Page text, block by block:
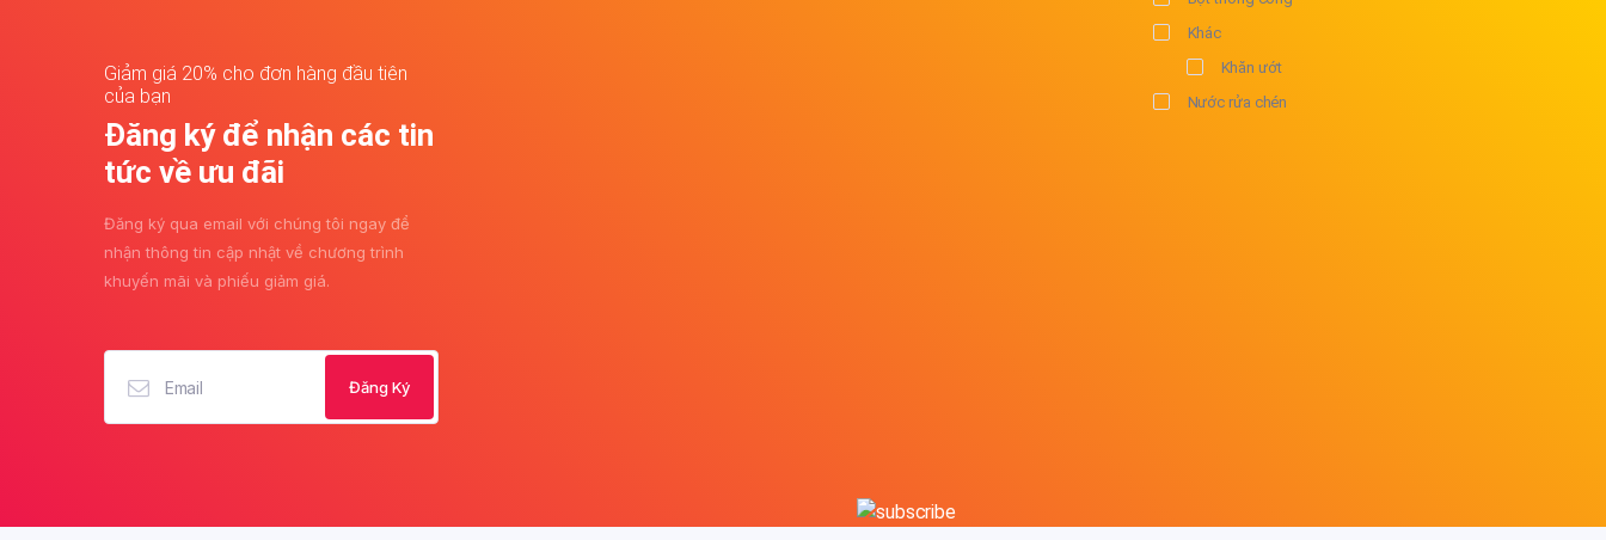
Khác
Khăn ướt
Nước rửa chén
Giảm giá 20% cho đơn hàng đầu tiên
của bạn
Đăng ký để nhận các tin
tức về ưu đãi
Đăng ký qua email với chúng tôi ngay để
nhận thông tin cập nhật về chương trình
khuyến mãi và phiếu giảm giá.